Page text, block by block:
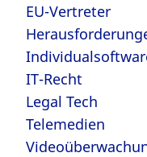
EU-Vertreter
IT-Recht
Legal Tech
Telemedien